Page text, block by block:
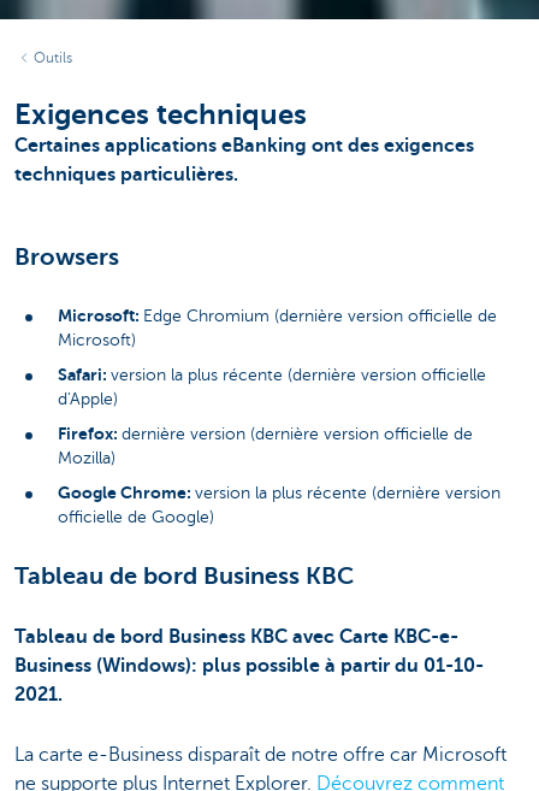
Outils
Exigences techniques
Certaines applications eBanking ont des exigences
techniques particulières.
Browsers
Microsoft: Edge Chromium (dernière version officielle de
Microsoft)
Safari: version la plus récente (dernière version officielle
d'Apple)
Firefox: dernière version (dernière version officielle de
Mozilla)
Google Chrome: version la plus récente (dernière version
officielle de Google)
Tableau de bord Business KBC
Tableau de bord Business KBC avec Carte KBC-e-
Business (Windows): plus possible à partir du 01-10-
2021.
La carte e-Business disparaît de notre offre car Microsoft
ne supporte plus Internet Explorer. Découvrez comment